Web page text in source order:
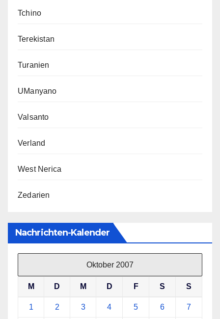
Tchino
Terekistan
Turanien
UManyano
Valsanto
Verland
West Nerica
Zedarien
Nachrichten-Kalender
Oktober 2007
M D M D F S S
1 2 3 4 5 6 7